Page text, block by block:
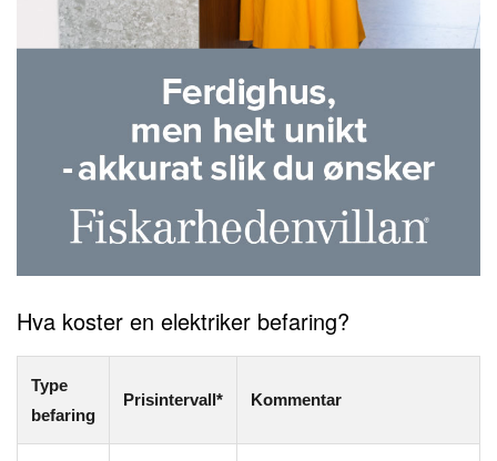
Hva koster en elektriker befaring?
Type
befaring
Prisintervall* Kommentar